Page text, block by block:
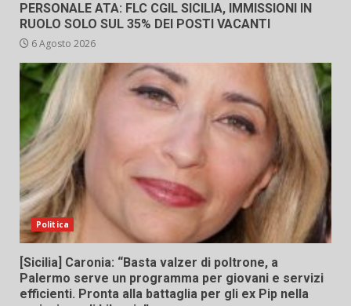
PERSONALE ATA: FLC CGIL SICILIA, IMMISSIONI IN
RUOLO SOLO SUL 35% DEI POSTI VACANTI
6 Agosto 2026
Politica
[Sicilia] Caronia: “Basta valzer di poltrone, a
Palermo serve un programma per giovani e servizi
efficienti. Pronta alla battaglia per gli ex Pip nella